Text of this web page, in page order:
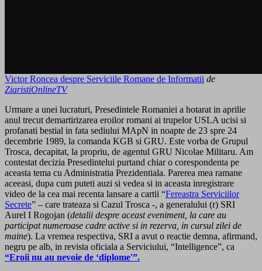
Victor Roncea despre Serviciile Romane de Informatii de
ZiaristiOnlineTV
Urmare a unei lucraturi, Presedintele Romaniei a hotarat in aprilie
anul trecut demartirizarea eroilor romani ai trupelor USLA ucisi si
profanati bestial in fata sediului MApN in noapte de 23 spre 24
decembrie 1989, la comanda KGB si GRU. Este vorba de Grupul
Trosca, decapitat, la propriu, de agentul GRU Nicolae Militaru. Am
contestat decizia Presedintelui purtand chiar o corespondenta pe
aceasta tema cu Administratia Prezidentiala. Parerea mea ramane
aceeasi, dupa cum puteti auzi si vedea si in aceasta inregistrare
video de la cea mai recenta lansare a cartii “Fereastra Serviciilor
Secrete” – care trateaza si Cazul Trosca -, a generalului (r) SRI
Aurel I Rogojan (detalii despre aceast eveniment, la care au
participat numeroase cadre active si in rezerva, in cursul zilei de
maine). La vremea respectiva, SRI a avut o reactie demna, afirmand,
negru pe alb, in revista oficiala a Serviciului, “Intelligence”, ca
“Eroii nu au nevoie de ‘diplome'”.